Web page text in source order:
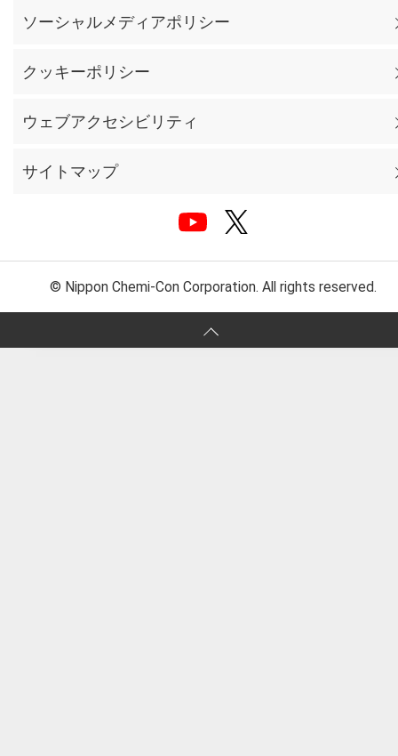
ソーシャルメディアポリシー
クッキーポリシー
ウェブアクセシビリティ
サイトマップ
© Nippon Chemi-Con Corporation. All rights reserved.